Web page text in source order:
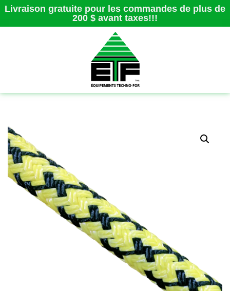
Livraison gratuite pour les commandes de plus de
200 $ avant taxes!!!